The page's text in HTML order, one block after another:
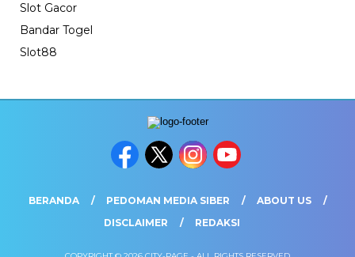
Slot Gacor
Bandar Togel
Slot88
BERANDA PEDOMAN MEDIA SIBER
ABOUT US
DISCLAIMER
REDAKSI